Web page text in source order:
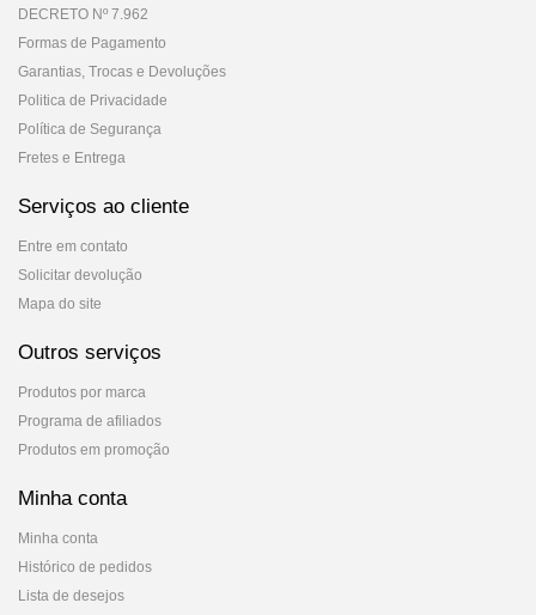
DECRETO Nº 7.962
Formas de Pagamento
Garantias, Trocas e Devoluções
Politica de Privacidade
Política de Segurança
Fretes e Entrega
Serviços ao cliente
Entre em contato
Solicitar devolução
Mapa do site
Outros serviços
Produtos por marca
Programa de afiliados
Produtos em promoção
Minha conta
Minha conta
Histórico de pedidos
Lista de desejos